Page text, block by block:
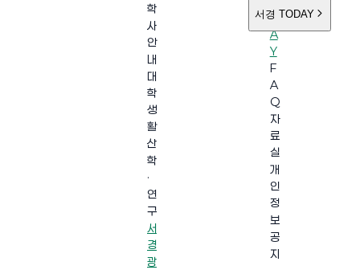
학
사
안
내
대
학
생
활
산
학
·
연
구
서
경
광
D
A
Y
F
A
Q
자
료
실
개
인
정
보
공
지
서경 TODAY